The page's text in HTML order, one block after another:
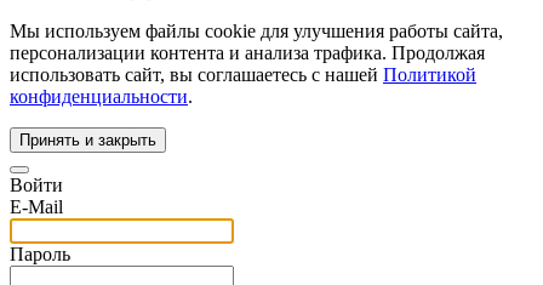
Мы используем файлы cookie для улучшения работы сайта,
персонализации контента и анализа трафика. Продолжая
использовать сайт, вы соглашаетесь с нашей Политикой
конфиденциальности.
Принять и закрыть
Войти
E-Mail
Пароль